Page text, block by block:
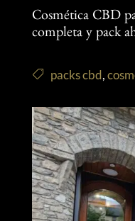
Cosmética CBD
completa y pack
packs cbd,